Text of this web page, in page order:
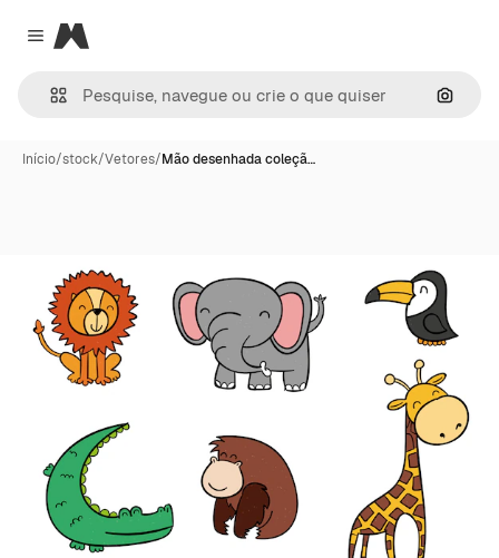
Close menu
Magnific
Início/stock/Vetores/Mão desenhada coleçã…